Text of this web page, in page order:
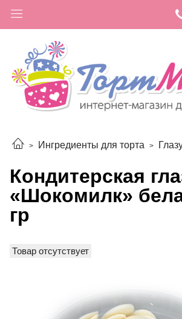
Ингредиенты для торта
Кондитерская
«Шокомилк»
гр
Товар отсутствует